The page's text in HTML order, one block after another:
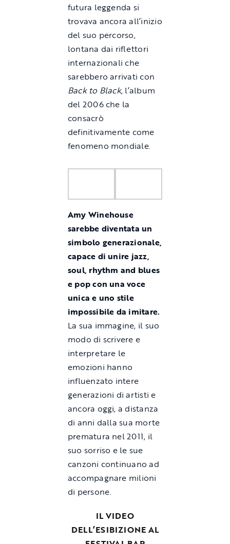
futura leggenda si
trovava ancora all’inizio
del suo percorso,
lontana dai riflettori
internazionali che
sarebbero arrivati con
Back to Black, l’album
del 2006 che la
consacrò
definitivamente come
fenomeno mondiale.
Amy Winehouse
sarebbe diventata un
simbolo generazionale,
capace di unire jazz,
soul, rhythm and blues
e pop con una voce
unica e uno stile
impossibile da imitare.
La sua immagine, il suo
modo di scrivere e
interpretare le
emozioni hanno
influenzato intere
generazioni di artisti e
ancora oggi, a distanza
di anni dalla sua morte
prematura nel 2011, il
suo sorriso e le sue
canzoni continuano ad
accompagnare milioni
di persone.
IL VIDEO
DELL’ESIBIZIONE AL